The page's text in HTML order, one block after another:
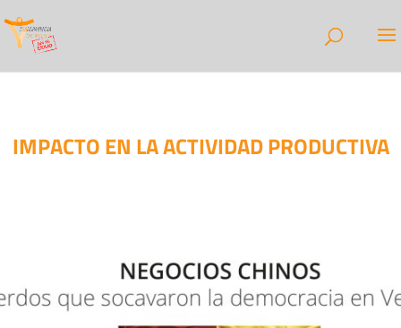
IMPACTO EN LA ACTIVIDAD PRODUCTIVA